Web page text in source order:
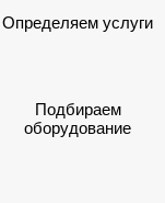
Определяем услуги
Подбираем
оборудование